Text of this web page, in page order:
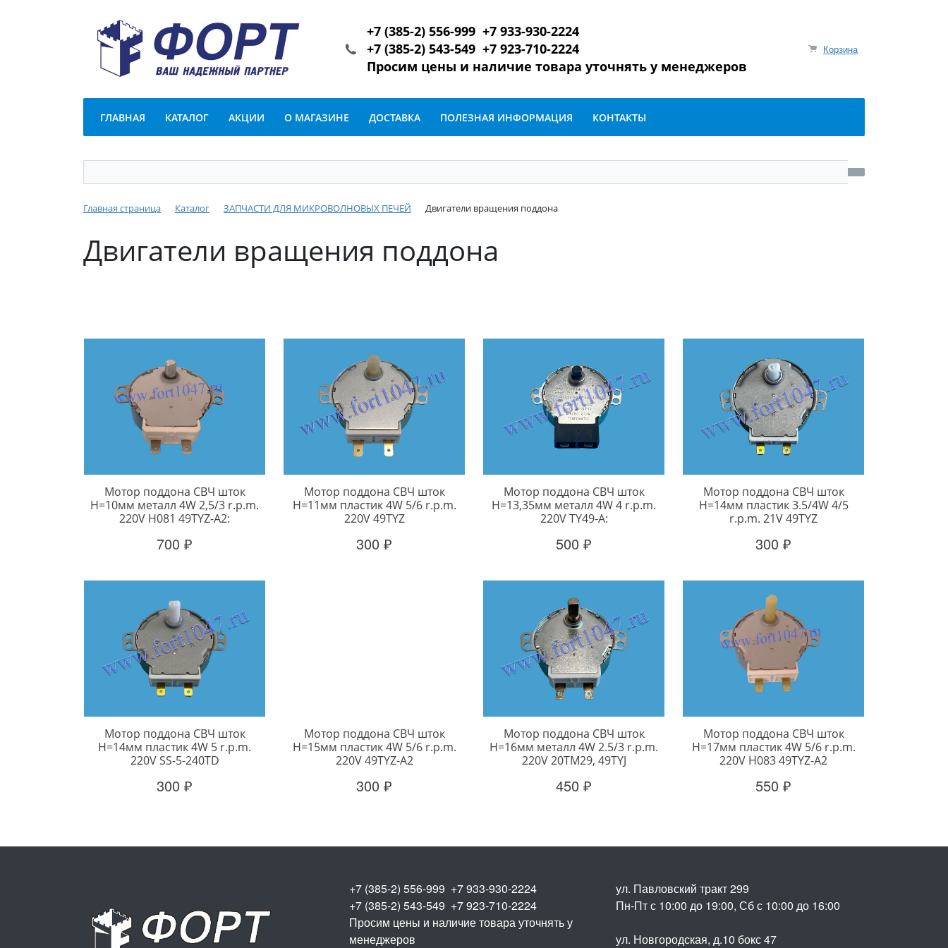
Корзина
+7 (385-2) 556-999 +7 933-930-2224
+7 (385-2) 543-549 +7 923-710-2224
Просим цены и наличие товара уточнять у менеджеров
ГЛАВНАЯ КАТАЛОГ АКЦИИ О МАГАЗИНЕ ДОСТАВКА ПОЛЕЗНАЯ ИНФОРМАЦИЯ КОНТАКТЫ
Главная страница Каталог ЗАПЧАСТИ ДЛЯ МИКРОВОЛНОВЫХ ПЕЧЕЙ Двигатели вращения поддона
Двигатели вращения поддона
Мотор поддона СВЧ шток
H=10мм металл 4W 2,5/3 r.p.m.
220V H081 49TYZ-A2:
700 ₽
Мотор поддона СВЧ шток
H=11мм пластик 4W 5/6 r.p.m.
220V 49TYZ
300 ₽
Мотор поддона СВЧ шток
H=13,35мм металл 4W 4 r.p.m.
220V TY49-A:
500 ₽
Мотор поддона СВЧ шток
H=14мм пластик 3.5/4W 4/5
r.p.m. 21V 49TYZ
300 ₽
Мотор поддона СВЧ шток
H=14мм пластик 4W 5 r.p.m.
220V SS-5-240TD
300 ₽
Мотор поддона СВЧ шток
H=15мм пластик 4W 5/6 r.p.m.
220V 49TYZ-A2
300 ₽
Мотор поддона СВЧ шток
H=16мм металл 4W 2.5/3 r.p.m.
220V 20TM29, 49TYJ
450 ₽
Мотор поддона СВЧ шток
H=17мм пластик 4W 5/6 r.p.m.
220V H083 49TYZ-A2
550 ₽
+7 (385-2) 556-999 +7 933-930-2224
+7 (385-2) 543-549 +7 923-710-2224
Просим цены и наличие товара уточнять у
менеджеров
ул. Павловский тракт 299
Пн-Пт с 10:00 до 19:00, Сб с 10:00 до 16:00
ул. Новгородская, д.10 бокс 47